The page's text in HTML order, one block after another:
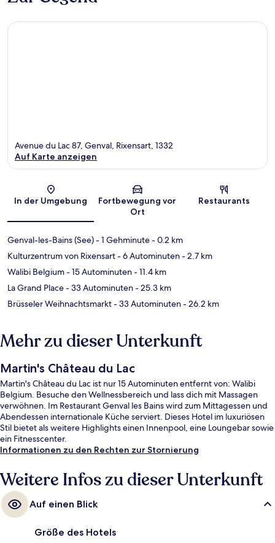
Karte
Avenue du Lac 87, Genval, Rixensart, 1332
Auf Karte anzeigen
In der Umgebung
Fortbewegung vor
Ort
Restaurants
Genval-les-Bains (See)- 1 Gehminute- 0.2 km
Kulturzentrum von Rixensart- 6 Autominuten- 2.7 km
Walibi Belgium- 15 Autominuten- 11.4 km
La Grand Place- 33 Autominuten- 25.3 km
Brüsseler Weihnachtsmarkt- 33 Autominuten- 26.2 km
Mehr zu dieser Unterkunft
Martin's Château du Lac
Martin's Château du Lac ist nur 15 Autominuten entfernt von: Walibi
Belgium. Besuche den Wellnessbereich und lass dich mit Massagen
verwöhnen. Im Restaurant Genval les Bains wird zum Mittagessen und
Abendessen internationale Küche serviert. Dieses Hotel im luxuriösen
Stil bietet als weitere Highlights einen Innenpool, eine Loungebar sowie
ein Fitnesscenter.
Informationen zu den Rechten zur Stornierung
Weitere Infos zu dieser Unterkunft
Auf einen Blick
Größe des Hotels